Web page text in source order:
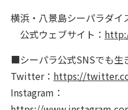
横浜・八景島シーパラダイ
公式ウェブサイト：
■シーパラ公式SNSでも生
Twitter： https://
Instagram：